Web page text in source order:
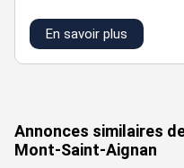
En savoir plus
Annonces similaires
Mont-Saint-Aignan